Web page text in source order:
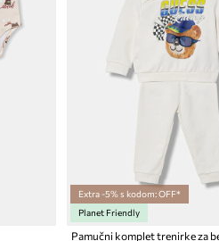
Extra -5% s kodom: OFF*
Planet Friendly